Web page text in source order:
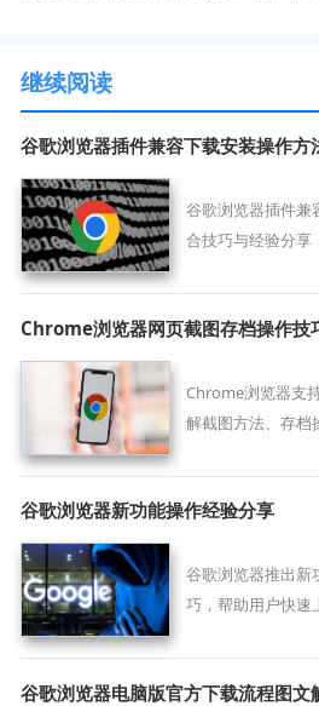
继续阅读
谷歌浏览器插件兼容下载安装操作方
谷歌浏览器插件兼
合技巧与经验分享
使用体验。
Chrome浏览器网页截图存档操作技
Chrome浏览器支
解截图方法、存档
便捷性。
谷歌浏览器新功能操作经验分享
谷歌浏览器推出新
巧，帮助用户快速
谷歌浏览器电脑版官方下载流程图文